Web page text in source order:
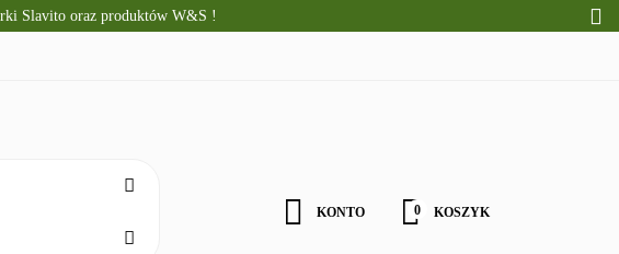
Slavito oraz produktów W&S !
KONTO 0 KOSZYK
WAŻNOŚCI